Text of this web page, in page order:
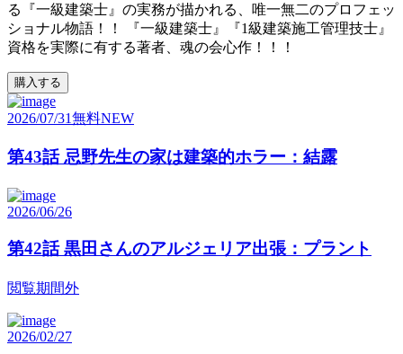
る『一級建築士』の実務が描かれる、唯一無二のプロフェッ
ショナル物語！！ 『一級建築士』『1級建築施工管理技士』
資格を実際に有する著者、魂の会心作！！！
購入する
2026/07/31無料NEW
第43話 忌野先生の家は建築的ホラー：結露
2026/06/26
第42話 黒田さんのアルジェリア出張：プラント
閲覧期間外
2026/02/27